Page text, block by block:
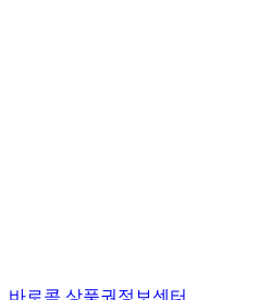
바로콕 상품권정보센터